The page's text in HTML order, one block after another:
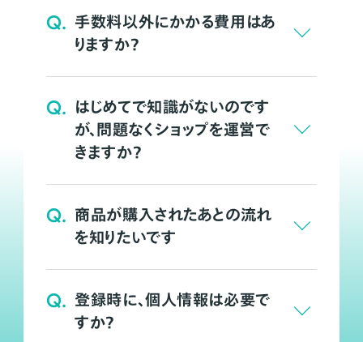
Q. 手数料以外にかかる費用はあ
りますか？
Q. はじめてで知識がないのです
が、問題なくショップを運営で
きますか？
Q. 商品が購入されたあとの流れ
を知りたいです
Q. 登録時に、個人情報は必要で
すか？